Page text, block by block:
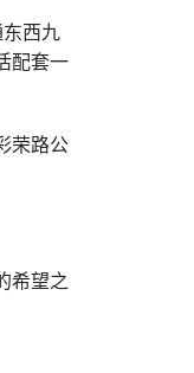
西九
配套一
荣路公
希望之